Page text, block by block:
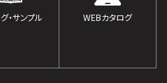
・サンプル
WEBカタログ